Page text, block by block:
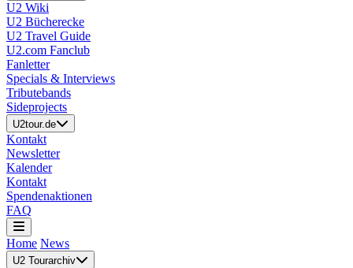
U2 Wiki
U2 Bücherecke
U2 Travel Guide
U2.com Fanclub
Fanletter
Specials & Interviews
Tributebands
Sideprojects
U2tour.de
Kontakt
Newsletter
Kalender
Kontakt
Spendenaktionen
FAQ
Home News
U2 Tourarchiv